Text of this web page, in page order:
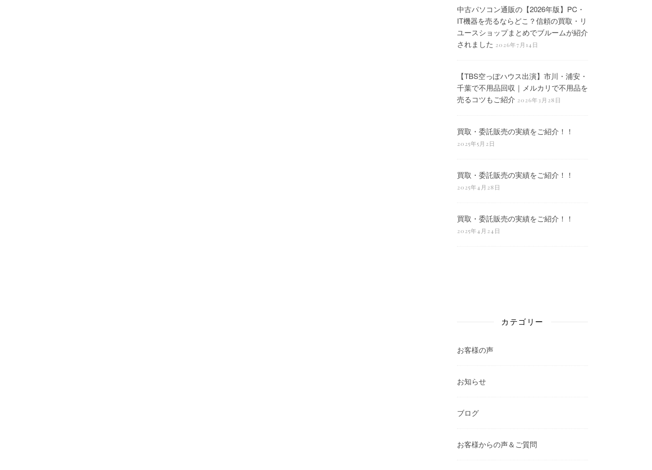
中古パソコン通販の【2026年版】PC・
IT機器を売るならどこ？信頼の買取・リ
ユースショップまとめでブルームが紹介
されました 2026年7月14日
【TBS空っぽハウス出演】市川・浦安・
千葉で不用品回収｜メルカリで不用品を
売るコツもご紹介 2026年3月28日
買取・委託販売の実績をご紹介！！
2025年5月2日
買取・委託販売の実績をご紹介！！
2025年4月28日
買取・委託販売の実績をご紹介！！
2025年4月24日
カテゴリー
お客様の声
お知らせ
ブログ
お客様からの声＆ご質問